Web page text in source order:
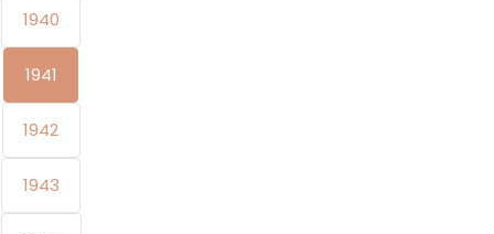
1940
1941
1942
1943